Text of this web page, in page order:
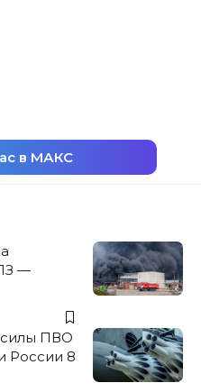
в МАКС
—
силы ПВО
России 8